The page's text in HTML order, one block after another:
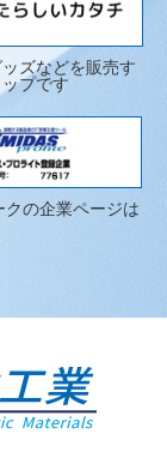
ズなどを販売す
プです
クの企業ページは